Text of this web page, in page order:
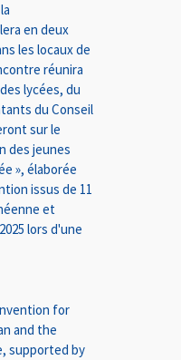
en deux
les locaux de
réunira
lycées, du
du Conseil
sur le
des jeunes
», élaborée
issus de 11
et
lors d'une
for
and the
supported by